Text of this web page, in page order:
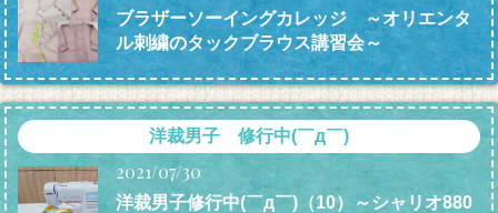
ブラザーソーイングカレッジ ～オリエンタ
ル刺繍のタックブラウス講習会～
洋裁男子 修行中(￣д￣)
2021/07/30
洋裁男子修行中(￣д￣)（10）～シャリオ880